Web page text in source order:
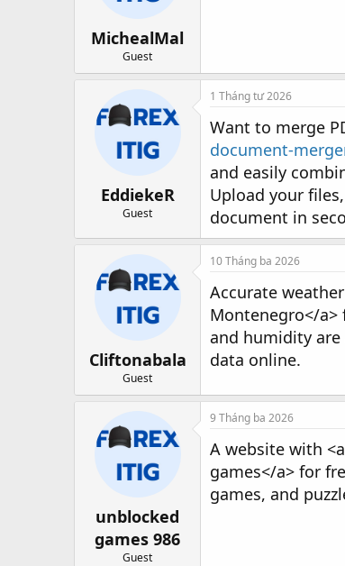
MichealMal
Guest
EddiekeR
Guest
1 Tháng tư 2026
Want to merge
document-
and easily
Upload your
document in
Cliftonabala
Guest
10 Tháng ba 2026
Accurate
Montenegro</
and humidity
data online.
unblocked
games 986
Guest
9 Tháng ba 2026
A website with
games</a> for
games, and